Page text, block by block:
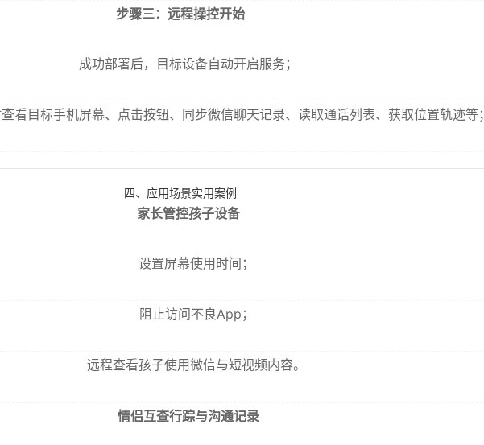
步骤三：远程操控开始
成功部署后，目标设备自动开启服务；
看目标手机屏幕、点击按钮、同步微信聊天记录、读取通话列表、获取位置轨迹等；
四、应用场景实用案例
家长管控孩子设备
设置屏幕使用时间；
阻止访问不良App；
远程查看孩子使用微信与短视频内容。
情侣互查行踪与沟通记录